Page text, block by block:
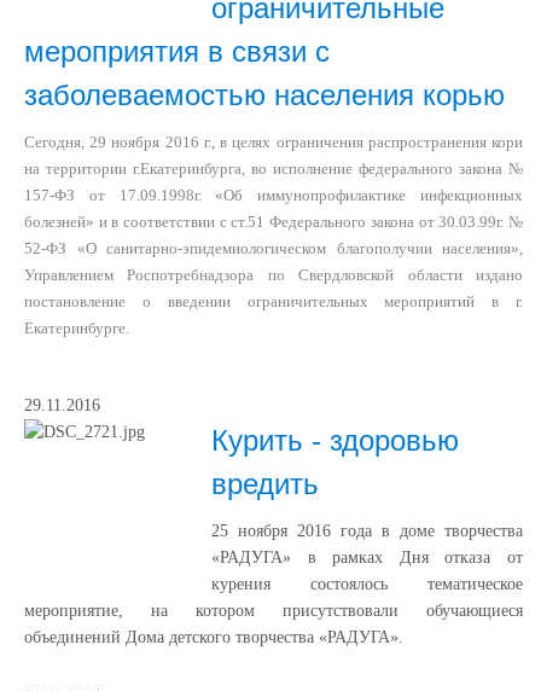
ограничительные
мероприятия в связи с
заболеваемостью населения корью
Сегодня, 29 ноября 2016 г., в целях ограничения распространения кори
на территории г.Екатеринбурга, во исполнение федерального закона №
157-ФЗ от 17.09.1998г. «Об иммунопрофилактике инфекционных
болезней» и в соответствии с ст.51 Федерального закона от 30.03.99г. №
52-ФЗ «О санитарно-эпидемиологическом благополучии населения»,
Управлением Роспотребнадзора по Свердловской области издано
постановление о введении ограничительных мероприятий в г.
Екатеринбурге.
29.11.2016
Курить - здоровью
вредить
25 ноября 2016 года в доме творчества
«РАДУГА» в рамках Дня отказа от
курения состоялось тематическое
мероприятие, на котором присутствовали обучающиеся
объединений Дома детского творчества «РАДУГА».